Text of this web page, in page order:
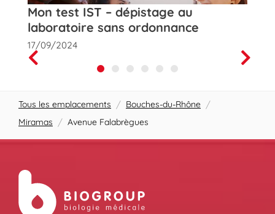
Mon test IST – dépistage au
laboratoire sans ordonnance
17/09/2024
Prev
Next
Tous les emplacements / Bouches-du-Rhône /
Miramas / Avenue Falabrègues